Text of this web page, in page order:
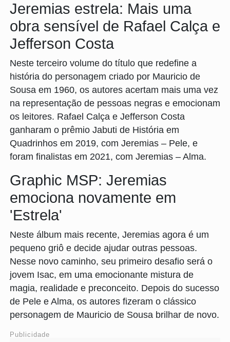
Jeremias estrela: Mais uma
obra sensível de Rafael Calça e
Jefferson Costa
Neste terceiro volume do título que redefine a
história do personagem criado por Mauricio de
Sousa em 1960, os autores acertam mais uma vez
na representação de pessoas negras e emocionam
os leitores. Rafael Calça e Jefferson Costa
ganharam o prêmio Jabuti de História em
Quadrinhos em 2019, com Jeremias – Pele, e
foram finalistas em 2021, com Jeremias – Alma.
Graphic MSP: Jeremias
emociona novamente em
'Estrela'
Neste álbum mais recente, Jeremias agora é um
pequeno griô e decide ajudar outras pessoas.
Nesse novo caminho, seu primeiro desafio será o
jovem Isac, em uma emocionante mistura de
magia, realidade e preconceito. Depois do sucesso
de Pele e Alma, os autores fizeram o clássico
personagem de Mauricio de Sousa brilhar de novo.
Publicidade